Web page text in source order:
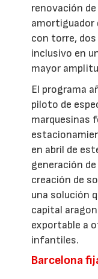
renovación
amortiguador
con torre,
inclusivo en
mayor
El programa
piloto de
marquesinas
en abril de
generación
creación de
una solución
capital
exportable a
infantiles.
Barcelona